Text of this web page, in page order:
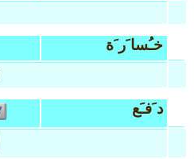
خـُسا َر َة
د َفـَع